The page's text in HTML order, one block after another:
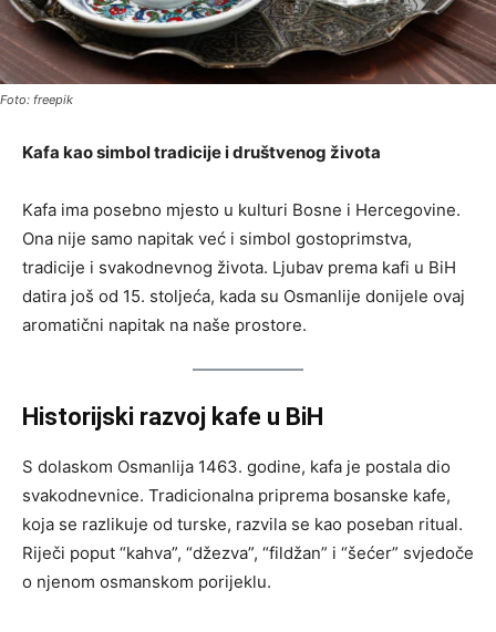
Foto: freepik
Kafa kao simbol tradicije i društvenog života
Kafa ima posebno mjesto u kulturi Bosne i Hercegovine.
Ona nije samo napitak već i simbol gostoprimstva,
tradicije i svakodnevnog života. Ljubav prema kafi u BiH
datira još od 15. stoljeća, kada su Osmanlije donijele ovaj
aromatični napitak na naše prostore.
Historijski razvoj kafe u BiH
S dolaskom Osmanlija 1463. godine, kafa je postala dio
svakodnevnice. Tradicionalna priprema bosanske kafe,
koja se razlikuje od turske, razvila se kao poseban ritual.
Riječi poput “kahva”, “džezva”, “fildžan” i “šećer” svjedoče
o njenom osmanskom porijeklu.